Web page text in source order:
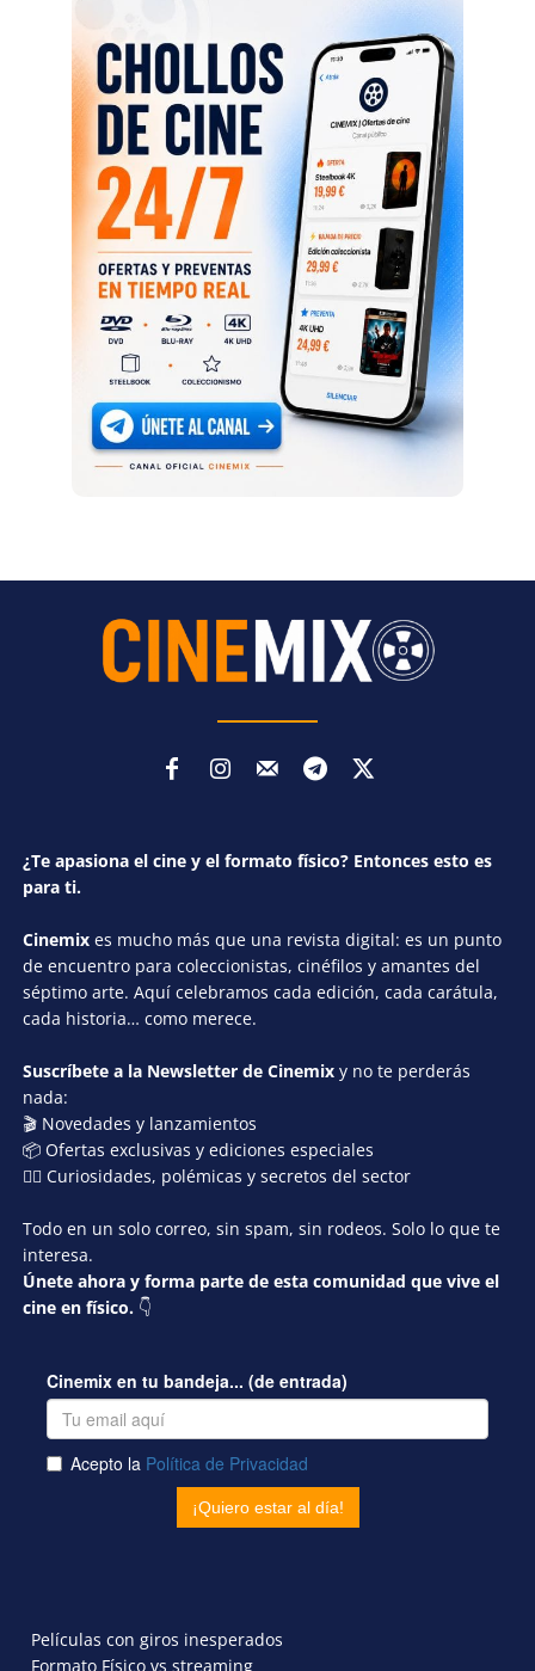
¿Te apasiona el cine y el formato físico? Entonces esto es
para ti.
Cinemix es mucho más que una revista digital: es un punto
de encuentro para coleccionistas, cinéfilos y amantes del
séptimo arte. Aquí celebramos cada edición, cada carátula,
cada historia… como merece.
Suscríbete a la Newsletter de Cinemix y no te perderás
nada:
🎬 Novedades y lanzamientos
📦 Ofertas exclusivas y ediciones especiales
🕵️‍♂️ Curiosidades, polémicas y secretos del sector
Todo en un solo correo, sin spam, sin rodeos. Solo lo que te
interesa.
Únete ahora y forma parte de esta comunidad que vive el
cine en físico. 👇
Películas con giros inesperados
Formato Físico vs streaming